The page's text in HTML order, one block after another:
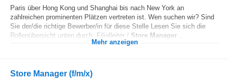
Paris über Hong Kong und Shanghai bis nach New York an
zahlreichen prominenten Plätzen vertreten ist. Wen suchen wir? Sind
Sie der/die richtige Bewerber/in für diese Stelle Lesen Sie sich die
Rollenübersicht unten durch. Filialleiter / Store Manager
Mehr anzeigen
Store Manager (f/m/x)